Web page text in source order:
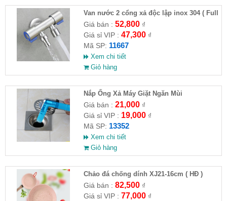
Van nước 2 cổng xả độc lập inox 304 ( Full
VAT )
Giá bán : 52,800₫
Giá sỉ VIP : 47,300₫
Mã SP: 11667
Xem chi tiết
Giỏ hàng
Nắp Ống Xả Máy Giặt Ngăn Mùi
Giá bán : 21,000₫
Giá sỉ VIP : 19,000₫
Mã SP: 13352
Xem chi tiết
Giỏ hàng
Chảo đá chống dính XJ21-16cm ( HĐ )
Giá bán : 82,500₫
Giá sỉ VIP : 77,000₫